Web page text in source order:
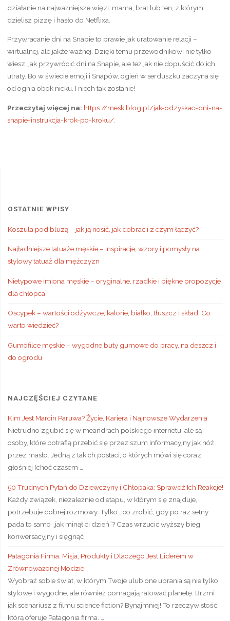
działanie na najważniejsze więzi: mama, brat lub ten, z którym
dzielisz pizzę i hasło do Netflixa.
Przywracanie dni na Snapie to prawie jak uratowanie relacji –
wirtualnej, ale jakże ważnej. Dzięki temu przewodnikowi nie tylko
wiesz, jak przywrócić dni na Snapie, ale też jak nie dopuścić do ich
utraty. Bo w świecie emoji i Snapów, ogień w serduszku zaczyna się
od ognia obok nicku. I niech tak zostanie!
Przeczytaj więcej na: https://meskiblog.pl/jak-odzyskac-dni-na-
snapie-instrukcja-krok-po-kroku/.
OSTATNIE WPISY
Koszula pod bluzą – jak ją nosić, jak dobrać i z czym łączyć?
Najładniejsze tatuaże męskie – inspiracje, wzory i pomysły na
stylowy tatuaż dla mężczyzn
Nietypowe imiona męskie – oryginalne, rzadkie i piękne propozycje
dla chłopca
Oscypek – wartości odżywcze, kalorie, białko, tłuszcz i skład. Co
warto wiedzieć?
Gumofilce męskie – wygodne buty gumowe do pracy, na deszcz i
do ogrodu
NAJCZĘŚCIEJ CZYTANE
Kim Jest Marcin Paruwa? Życie, Kariera i Najnowsze Wydarzenia
Nietrudno zgubić się w meandrach polskiego internetu, ale są
osoby, które potrafią przebić się przez szum informacyjny jak nóż
przez masło. Jedną z takich postaci, o których mówi się coraz
głośniej (choć czasem …
50 Trudnych Pytań do Dziewczyny i Chłopaka: Sprawdź Ich Reakcje!
Każdy związek, niezależnie od etapu, w którym się znajduje,
potrzebuje dobrej rozmowy. Tylko… co zrobić, gdy po raz setny
pada to samo „jak minął ci dzień”? Czas wrzucić wyższy bieg
konwersacyjny i sięgnąć …
Patagonia Firma: Misja, Produkty i Dlaczego Jest Liderem w
Zrównoważonej Modzie
Wyobraź sobie świat, w którym Twoje ulubione ubrania są nie tylko
stylowe i wygodne, ale również pomagają ratować planetę. Brzmi
jak scenariusz z filmu science fiction? Bynajmniej! To rzeczywistość,
którą oferuje Patagonia firma. …